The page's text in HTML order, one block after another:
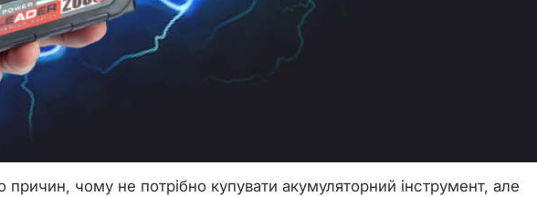
чому не потрібно купувати акумуляторний інструмент, але